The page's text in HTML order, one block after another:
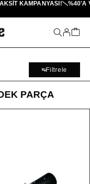
KAMPANYASI! %40'A
Filtrele
PARÇA